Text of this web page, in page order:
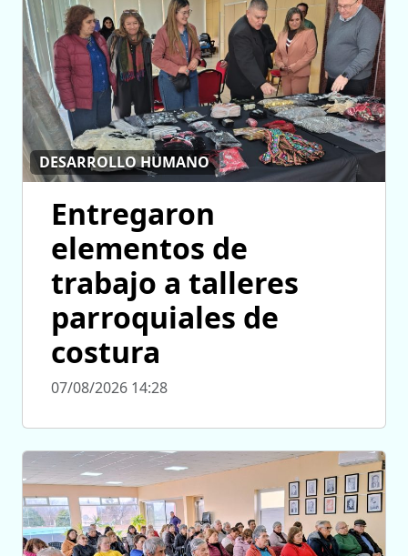
DESARROLLO HUMANO
Entregaron
elementos de
trabajo a talleres
parroquiales de
costura
07/08/2026 14:28